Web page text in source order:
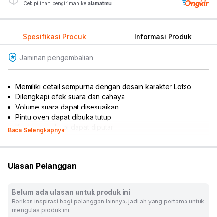
Cek pilihan pengiriman ke alamatmu
Spesifikasi Produk Informasi Produk
Jaminan pengembalian
Memiliki detail sempurna dengan desain karakter Lotso
Dilengkapi efek suara dan cahaya
Volume suara dapat disesuaikan
Pintu oven dapat dibuka tutup
Knob mesin kopi dapat diputar
Putar knob tengah untuk menyalakan oven
Dilengkapi set alat masak dan aksesori spatula, sendok
garpu, pisau kecil, 2 pcs cangkir, 2 pcs piring, 3 pcs kapsul
kopi, knob mesin kopi, keran serta handle, panci,
penggorengan, 2 pcs tutup panci
Baca Selengkapnya
Ulasan Pelanggan
Belum ada ulasan untuk produk ini
Berikan inspirasi bagi pelanggan lainnya, jadilah yang pertama untuk
mengulas produk ini.